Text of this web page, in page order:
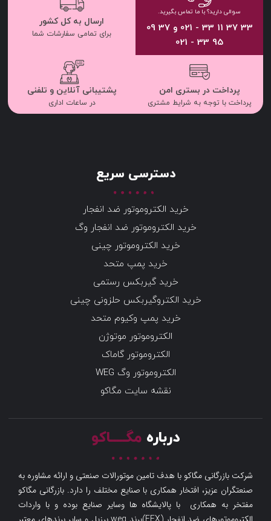
سوالی دارید؟ با ما تماس بگیرید.
33 37 11 33 - 021 و 37 09
95 33 - 021
ارسال به کل کشور
برای تمامی سفارشات شما
پرداخت در بستری امن
پرداخت با توجه به شرایط مشتری
پشتیبانی آنلاین و تلفنی
در ساعات اداری
دسترسی سریع
خرید الکتروموتور ضد انفجار
خرید الکتروموتور ضد انفجار وگ
خرید الکتروموتور چینی
خرید پمپ متحد
خرید گیربکس رستمی
خرید الکتروگیربکس حلزونی چینی
خرید پمپ وکیوم متحد
الکتروموتور موتوژن
الکتروموتور گاماک
الکتروموتور وگ WEG
نقشه سایت مگاکو
درباره مگـــــاکو
شرکت بازرگانی مگاکو با هدف تامین موتورالات صنعتی و ارائه مشاوره به
صنعتگران عزیز، افتخار همکاری با صنایع مختلف را دارد. بازرگانی مگاکو
مفتخر به همکاری با پالایشگاه ها وسایر صنایع بوده و با واردات